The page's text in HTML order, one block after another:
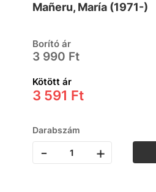
Mañeru, María (1971-)
Borító ár
3 990 Ft
Kötött ár
3 591 Ft
Darabszám
- +